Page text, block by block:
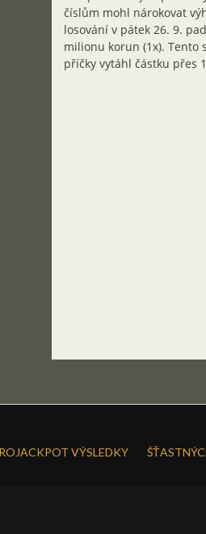
číslům mohl nárokovat
losování v pátek 26. 9.
milionu korun (1x). Tento
příčky vytáhl částku přes
VÝSLEDKY